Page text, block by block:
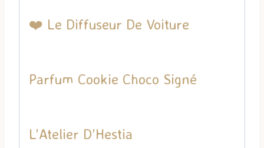
❤️ Le Diffuseur De Voiture
Parfum Cookie Choco Signé
L’Atelier D’Hestia